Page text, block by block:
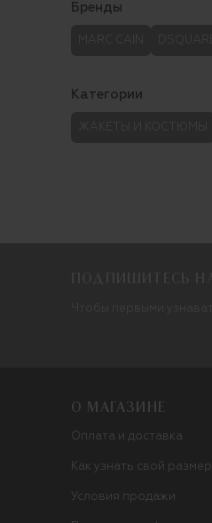
Бренды
Категории
О МАГАЗИНЕ
Оплата и доставка
Как узнать свой размер
Условия продажи